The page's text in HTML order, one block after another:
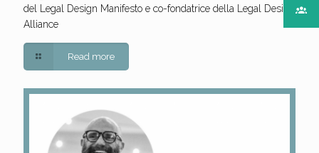
del Legal Design Manifesto e co-fondatrice della Legal Design
Alliance
Read more